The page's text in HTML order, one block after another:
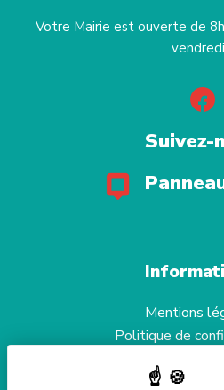
Votre Mairie est ouverte de
Suivez-
Mentions
Politique de
Gestion des